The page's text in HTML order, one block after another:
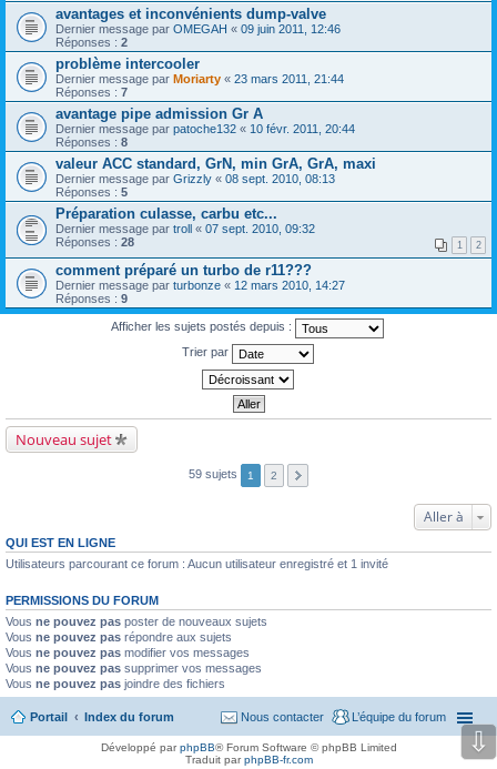
avantages et inconvénients dump-valve
Dernier message par OMEGAH « 09 juin 2011, 12:46
Réponses : 2
problème intercooler
Dernier message par Moriarty « 23 mars 2011, 21:44
Réponses : 7
avantage pipe admission Gr A
Dernier message par patoche132 « 10 févr. 2011, 20:44
Réponses : 8
valeur ACC standard, GrN, min GrA, GrA, maxi
Dernier message par Grizzly « 08 sept. 2010, 08:13
Réponses : 5
Préparation culasse, carbu etc...
Dernier message par troll « 07 sept. 2010, 09:32
Réponses : 28 1 2
comment préparé un turbo de r11???
Dernier message par turbonze « 12 mars 2010, 14:27
Réponses : 9
Afficher les sujets postés depuis :
Trier par
Nouveau sujet
59 sujets 1 2
Aller à
QUI EST EN LIGNE
Utilisateurs parcourant ce forum : Aucun utilisateur enregistré et 1 invité
PERMISSIONS DU FORUM
Vous ne pouvez pas poster de nouveaux sujets
Vous ne pouvez pas répondre aux sujets
Vous ne pouvez pas modifier vos messages
Vous ne pouvez pas supprimer vos messages
Vous ne pouvez pas joindre des fichiers
Portail Index du forum L’équipe du forum
Nous contacter
Développé parphpBB® Forum Software © phpBB Limited
Traduit parphpBB-fr.com
⇩